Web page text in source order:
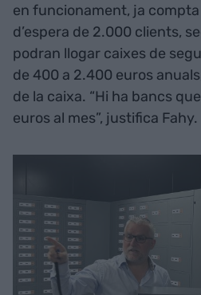
en funcionament, ja
d’espera de 2.000 clients,
podran llogar caixes de
de 400 a 2.400 euros
de la caixa. “Hi ha bancs
euros al mes”, justifica Fahy.